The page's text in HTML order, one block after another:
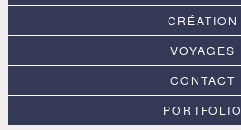
CRÉATION
VOYAGES
CONTACT
PORTFOLIO